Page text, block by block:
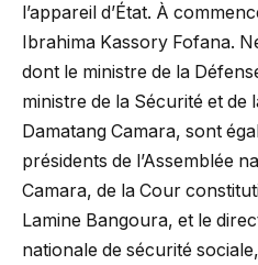
l’appareil d’État. À
Ibrahima Kassory Fofana.
dont le ministre de la
ministre de la Sécurité et
Damatang Camara, sont
présidents de l’Assemblée
Camara, de la Cour
Lamine Bangoura, et le
nationale de sécurité